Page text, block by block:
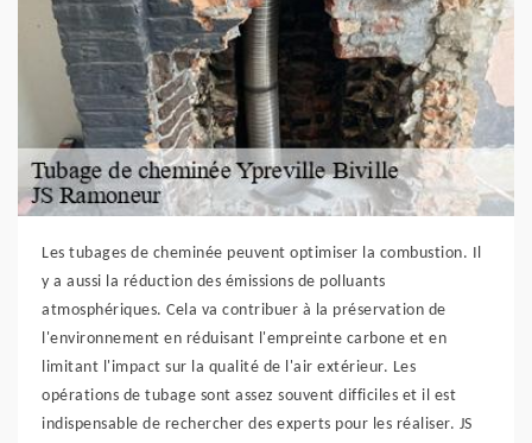
Les tubages de cheminée peuvent optimiser la combustion. Il
y a aussi la réduction des émissions de polluants
atmosphériques. Cela va contribuer à la préservation de
l'environnement en réduisant l'empreinte carbone et en
limitant l'impact sur la qualité de l'air extérieur. Les
opérations de tubage sont assez souvent difficiles et il est
indispensable de rechercher des experts pour les réaliser. JS